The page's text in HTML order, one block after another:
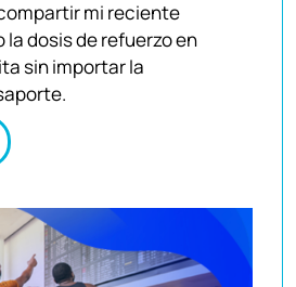
mi reciente
dosis de refuerzo en
sin importar la